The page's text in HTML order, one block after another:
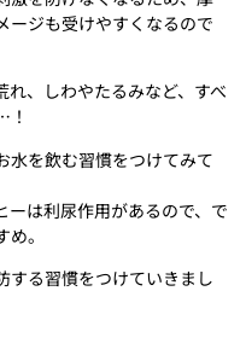
ージも受けやすくなるので
、しわやたるみなど、すべ
水を飲む習慣をつけてみて
ーは利尿作用があるので、で
。
する習慣をつけていきまし